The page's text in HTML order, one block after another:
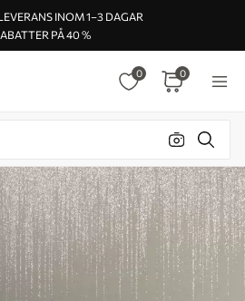
INOM 1–3 DAGAR
PÅ 40 %
0 0